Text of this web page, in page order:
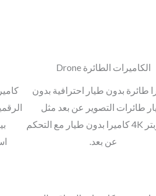
الكاميرات الطائرة Drone
طائرة بدون طيار احترافية بدون
طائرات التصوير عن بعد مثل
الهليكوبتر 4K كاميرا بدون طيار مع التحكم
عن بعد.